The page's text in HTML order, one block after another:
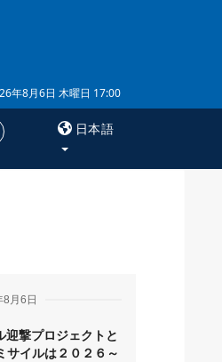
年8月6日 木曜日 17:00
日本語
8月6日
迎撃プロジェクトと
サイルは２０２６～